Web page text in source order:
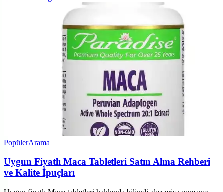
PopülerArama
Uygun Fiyatlı Maca Tabletleri Satın Alma Rehberi
ve Kalite İpuçları